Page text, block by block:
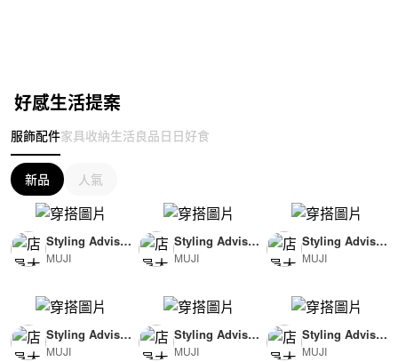
好感生活提案
服飾配件家具收納生活良品日日好食
新品 人氣
Styling Advisor
( For Woman )
MUJI
Styling Advisor
( For Man )
MUJI
Styling Advisor
( For Man )
MUJI
Styling Advisor
( For Man )
MUJI
Styling Advisor
( For Woman )
MUJI
Styling Advisor
( For Man )
MUJI